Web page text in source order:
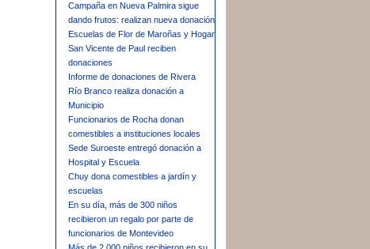
Campaña en Nueva Palmira sigue
dando frutos: realizan nueva donación
Escuelas de Flor de Maroñas y Hogar
San Vicente de Paul reciben
donaciones
Informe de donaciones de Rivera
Río Branco realiza donación a
Municipio
Funcionarios de Rocha donan
comestibles a instituciones locales
Sede Suroeste entregó donación a
Hospital y Escuela
Chuy dona comestibles a jardín y
escuelas
En su día, más de 300 niños
recibieron un regalo por parte de
funcionarios de Montevideo